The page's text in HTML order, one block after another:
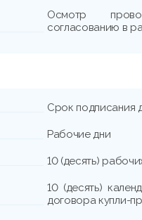
Осмотр
согласованию в
Срок подписания
Рабочие дни
10 (десять)
10 (десять)
договора купли-